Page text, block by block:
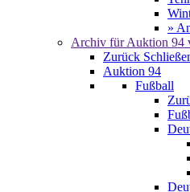
»
Archiv für Auktion 94
Zurück
Auktion 94
Fußball